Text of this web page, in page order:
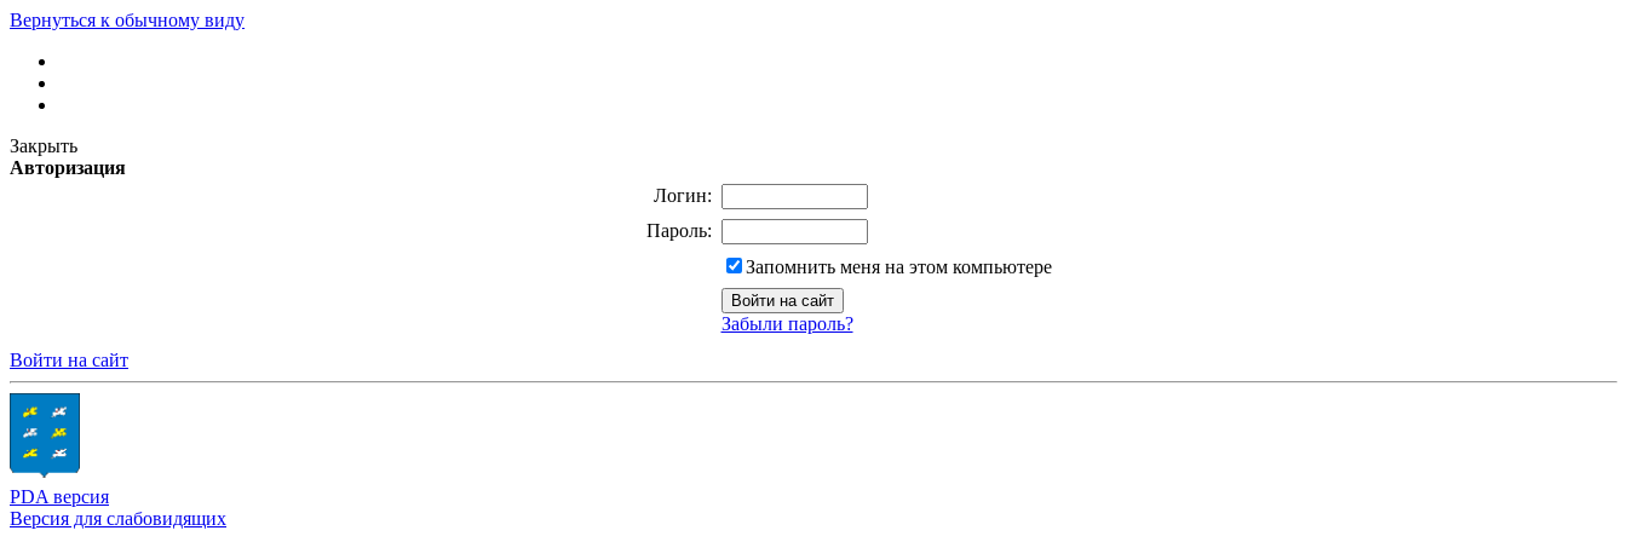
Вернуться к обычному виду
Закрыть
Авторизация
Логин:
Пароль:
Запомнить меня на этом компьютере
Забыли пароль?
Войти на сайт
PDA версия
Версия для слабовидящих